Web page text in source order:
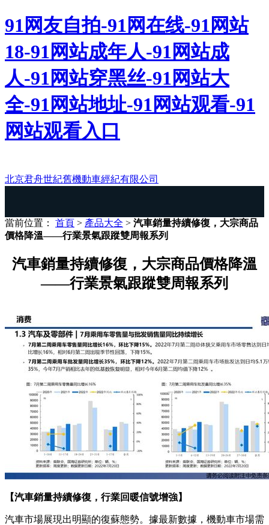
91网友自拍-91网在线-91网站
18-91网站成年人-91网站成
人-91网站穿黑丝-91网站大
全-91网站地址-91网站观看-91
网站观看入口
北京君舟世紀舊機動車經紀有限公司
當前位置： 首頁 > 產品大全 > 汽車銷量持續修復，大宗商品
價格降溫——行業景氣跟蹤雙周報系列
汽車銷量持續修復，大宗商品價格降溫
——行業景氣跟蹤雙周報系列
【汽車銷量持續修復，行業回暖信號增強】
汽車市場展現出明顯的復蘇態勢。據最新數據，機動車市場需